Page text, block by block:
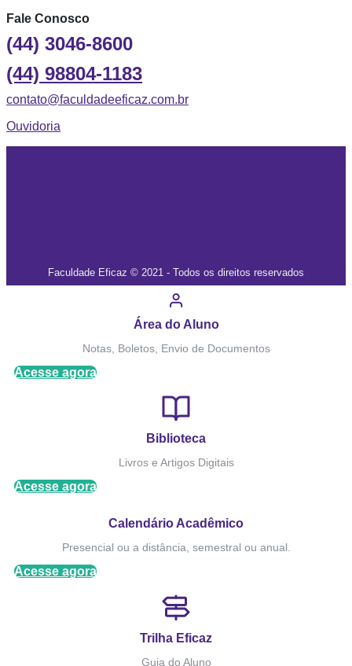
Fale Conosco
(44) 3046-8600
(44) 98804-1183
contato@faculdadeeficaz.com.br
Ouvidoria
Faculdade Eficaz © 2021 - Todos os direitos reservados
Área do Aluno
Notas, Boletos, Envio de Documentos
Acesse agora
Biblioteca
Livros e Artigos Digitais
Acesse agora
Calendário Acadêmico
Presencial ou a distância, semestral ou anual.
Acesse agora
Trilha Eficaz
Guia do Aluno